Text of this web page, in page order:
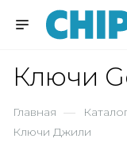
Ключи
Главная —
Ключи Джили